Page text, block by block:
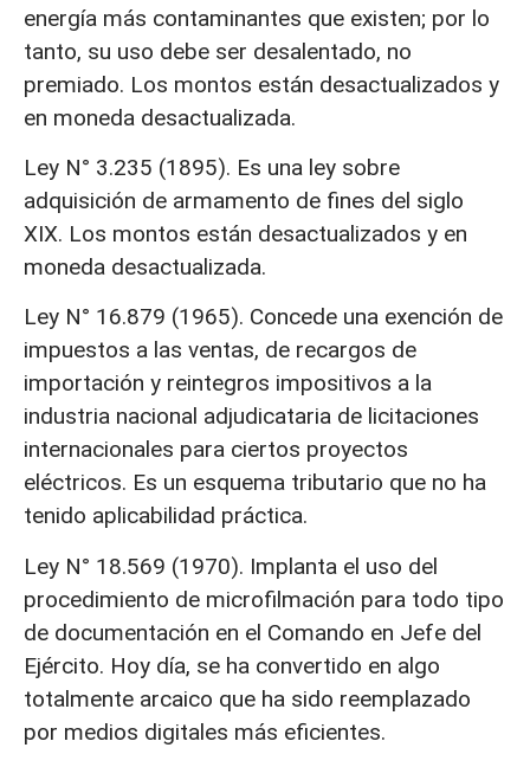
energía más contaminantes que existen; por lo
tanto, su uso debe ser desalentado, no
premiado. Los montos están desactualizados y
en moneda desactualizada.
Ley N° 3.235 (1895). Es una ley sobre
adquisición de armamento de fines del siglo
XIX. Los montos están desactualizados y en
moneda desactualizada.
Ley N° 16.879 (1965). Concede una exención de
impuestos a las ventas, de recargos de
importación y reintegros impositivos a la
industria nacional adjudicataria de licitaciones
internacionales para ciertos proyectos
eléctricos. Es un esquema tributario que no ha
tenido aplicabilidad práctica.
Ley N° 18.569 (1970). Implanta el uso del
procedimiento de microfilmación para todo tipo
de documentación en el Comando en Jefe del
Ejército. Hoy día, se ha convertido en algo
totalmente arcaico que ha sido reemplazado
por medios digitales más eficientes.